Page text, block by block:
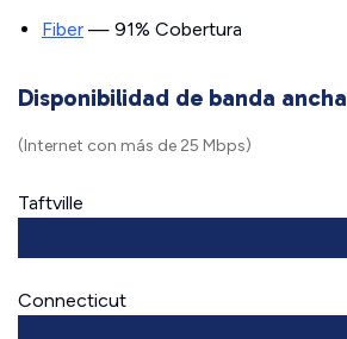
Fiber — 91% Cobertura
Disponibilidad de banda ancha
(Internet con más de 25 Mbps)
Taftville
Connecticut